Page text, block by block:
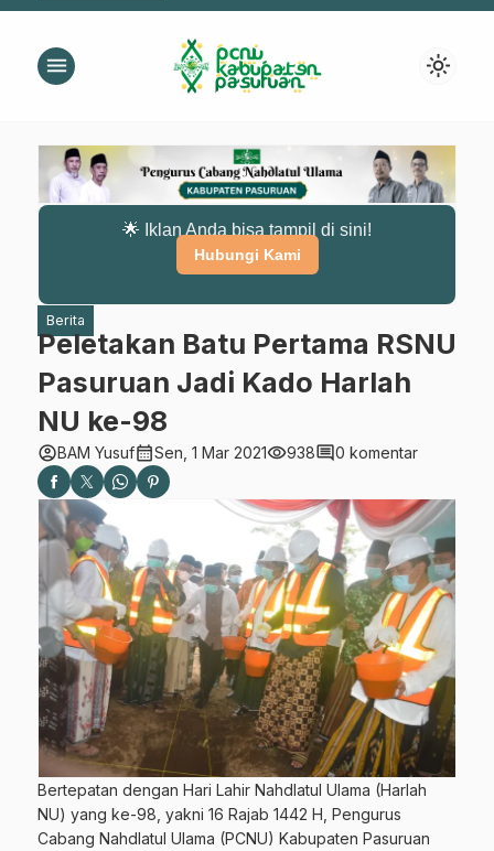
NU Pasuruan
Gratis
menu light_mode
🌟 Iklan Anda bisa tampil di sini!
Hubungi Kami
Berita
Peletakan Batu Pertama RSNU
Pasuruan Jadi Kado Harlah
NU ke-98
account_circleBAM Yusufcalendar_monthSen, 1 Mar 2021visibility938comment0 komentar
Bertepatan dengan Hari Lahir Nahdlatul Ulama (Harlah
NU) yang ke-98, yakni 16 Rajab 1442 H, Pengurus
Cabang Nahdlatul Ulama (PCNU) Kabupaten Pasuruan